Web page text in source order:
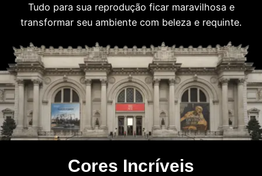
Tudo para sua reprodução ficar maravilhosa e
transformar seu ambiente com beleza e requinte.
Cores Incríveis